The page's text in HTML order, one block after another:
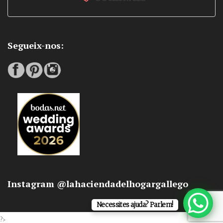
Segueix-nos:
Instagram @lahaciendadelhogargallego
?>
Necessites ajuda? Parlem!